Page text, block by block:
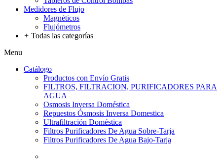
Medidores de Flujo
Magnéticos
Flujómetros
+ Todas las categorías
Menu
Catálogo
Productos con Envío Gratis
FILTROS, FILTRACION, PURIFICADORES PARA
AGUA
Osmosis Inversa Doméstica
Repuestos Ósmosis Inversa Domestica
Ultrafiltración Doméstica
Filtros Purificadores De Agua Sobre-Tarja
Filtros Purificadores De Agua Bajo-Tarja